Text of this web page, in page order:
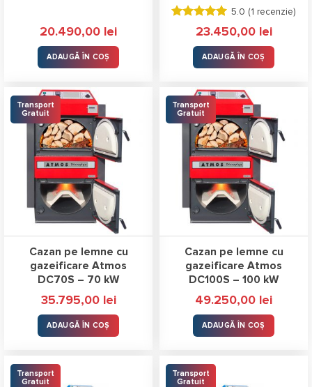
20.490,00 lei
ADAUGĂ ÎN COȘ
Evaluat la
stele
din 5
5.0 (1 recenzie)
23.450,00 lei
ADAUGĂ ÎN COȘ
Transport
Gratuit
Cazan pe lemne cu
gazeificare Atmos
DC70S – 70 kW
35.795,00 lei
ADAUGĂ ÎN COȘ
Transport
Gratuit
Cazan pe lemne cu
gazeificare Atmos
DC100S – 100 kW
49.250,00 lei
ADAUGĂ ÎN COȘ
Transport
Gratuit
Transport
Gratuit